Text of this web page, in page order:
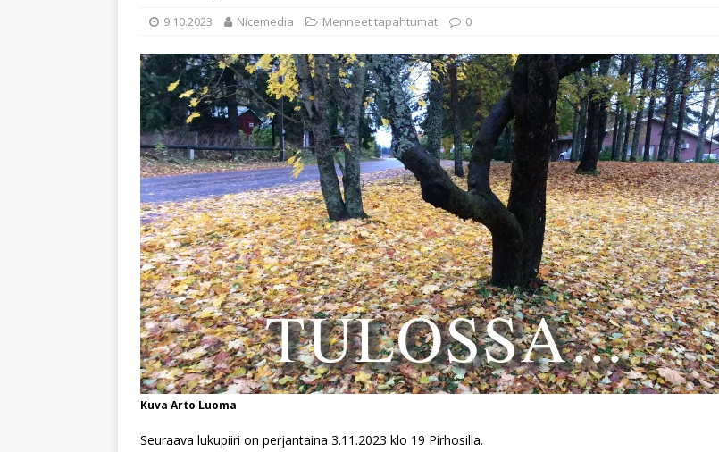
9.10.2023 Nicemedia Menneet tapahtumat 0
Kuva Arto Luoma
Seuraava lukupiiri on perjantaina 3.11.2023 klo 19 Pirhosilla.